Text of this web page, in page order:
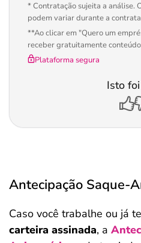
* Contratação sujeita a análise.
podem variar durante a
**Ao clicar em "Quero um
receber gratuitamente
Plataforma segura
Isto
Antecipação Saque-
Caso você trabalhe ou já
carteira assinada, a